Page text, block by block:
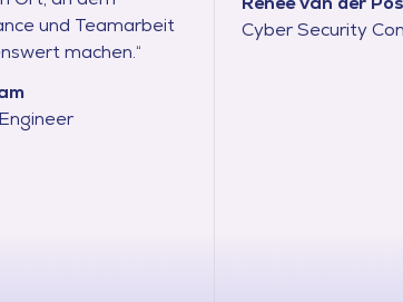
und Teamarbeit
machen.“
Cyber Security